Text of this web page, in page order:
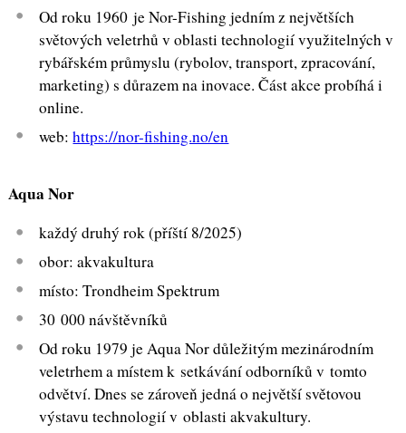
Od roku 1960 je Nor-Fishing jedním z největších
světových veletrhů v oblasti technologií využitelných v
rybářském průmyslu (rybolov, transport, zpracování,
marketing) s důrazem na inovace. Část akce probíhá i
online.
web:https://nor-fishing.no/en
Aqua Nor
každý druhý rok (příští 8/2025)
obor: akvakultura
místo: Trondheim Spektrum
30 000 návštěvníků
Od roku 1979 je Aqua Nor důležitým mezinárodním
veletrhem a místem k setkávání odborníků v tomto
odvětví. Dnes se zároveň jedná o největší světovou
výstavu technologií v oblasti akvakultury.